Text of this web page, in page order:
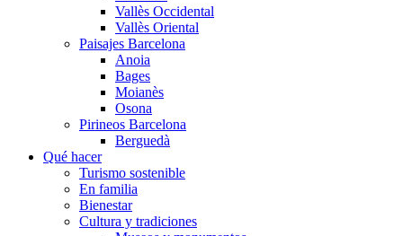
Vallès Occidental
Vallès Oriental
Paisajes Barcelona
Anoia
Bages
Moianès
Osona
Pirineos Barcelona
Berguedà
Qué hacer
Turismo sostenible
En familia
Bienestar
Cultura y tradiciones